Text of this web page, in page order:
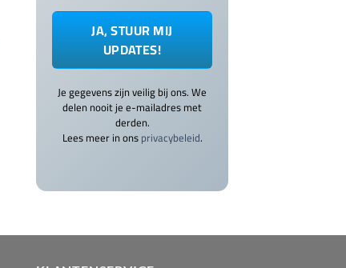
Je gegevens zijn veilig bij ons. We
delen nooit je e-mailadres met
derden.
Lees meer in onsprivacybeleid.